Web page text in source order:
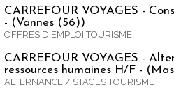
CARREFOUR VOYAGES -
- (Vannes (56))
OFFRES D'EMPLOI TOURISME
CARREFOUR VOYAGES -
ressources humaines H/F -
ALTERNANCE / STAGES TOURISME